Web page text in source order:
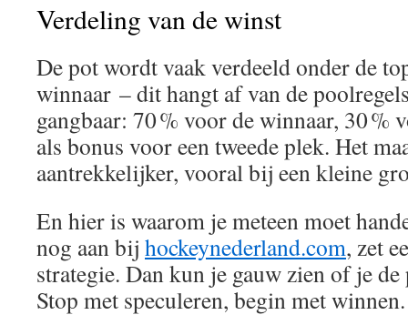
Verdeling van de winst
De pot wordt vaak verdeeld onder de
winnaar – dit hangt af van de
gangbaar: 70 % voor de winnaar, 30 %
als bonus voor een tweede plek. Het
aantrekkelijker, vooral bij een kleine
En hier is waarom je meteen moet
nog aan bij hockeynederland.com, zet
strategie. Dan kun je gauw zien of je
Stop met speculeren, begin met winnen.